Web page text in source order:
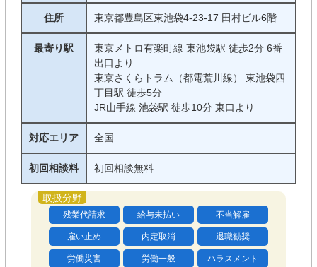
住所 東京都豊島区東池袋4-23-17 田村ビル6階
最寄り駅
東京メトロ有楽町線 東池袋駅 徒歩2分 6番
出口より
東京さくらトラム（都電荒川線） 東池袋四
丁目駅 徒歩5分
JR山手線 池袋駅 徒歩10分 東口より
対応エリア 全国
初回相談料 初回相談無料
残業代請求 給与未払い 不当解雇
雇い止め 内定取消 退職勧奨
労働災害 労働一般 ハラスメント